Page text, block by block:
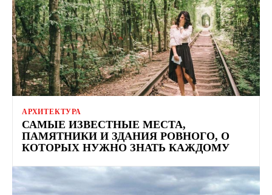
АРХИТЕКТУРА
САМЫЕ ИЗВЕСТНЫЕ МЕСТА,
ПАМЯТНИКИ И ЗДАНИЯ РОВНОГО, О
КОТОРЫХ НУЖНО ЗНАТЬ КАЖДОМУ